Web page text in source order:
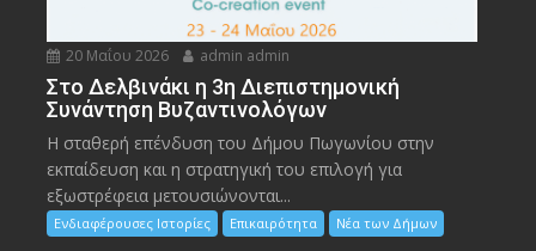
20 Μαΐου 2026 admin admin
Στο Δελβινάκι η 3η Διεπιστημονική
Συνάντηση Βυζαντινολόγων
Η σταθερή επένδυση του Δήμου Πωγωνίου στην
εκπαίδευση και η στρατηγική του επιλογή για
εξωστρέφεια μετουσιώνονται...
Ενδιαφέρουσες Ιστορίες Επικαιρότητα Νέα των Δήμων